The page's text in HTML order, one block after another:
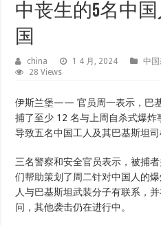
中丧生的5名中
国
china 1 4 月, 2024 中
28 Views
伊斯兰堡——官员周一表示，巴
捕了至少 12 名与上周自杀式爆
导致五名中国工人及其巴基斯坦
三名警察和安全官员表示，被捕
们帮助策划了周二针对中国人的
人与巴基斯坦武装分子有联系，
问，其他袭击仍在进行中。